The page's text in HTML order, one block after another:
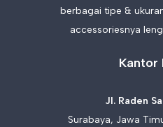
berbagai tipe &
accessoriesnya
Kantor
Jl. Raden
Surabaya, Jawa